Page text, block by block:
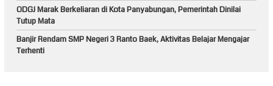
ODGJ Marak Berkeliaran di Kota Panyabungan, Pemerintah Dinilai
Tutup Mata
Banjir Rendam SMP Negeri 3 Ranto Baek, Aktivitas Belajar Mengajar
Terhenti